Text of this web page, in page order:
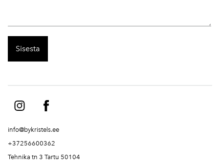
info@bykristels.ee
+37256600362
Tehnika tn 3 Tartu 50104